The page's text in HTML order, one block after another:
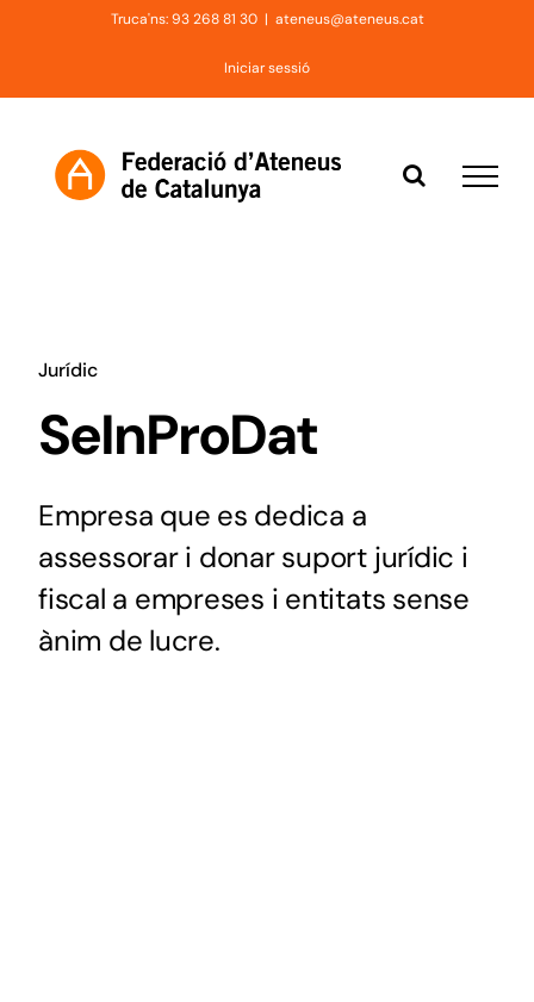
content
Truca'ns: 93 268 81 30 | ateneus@ateneus.cat
Iniciar sessió
Jurídic
SeInProDat
Empresa que es dedica a
assessorar i donar suport jurídic i
fiscal a empreses i entitats sense
ànim de lucre.